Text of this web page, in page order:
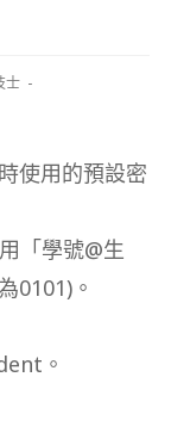
士
使用的預設密
「學號@生
0101)。
。